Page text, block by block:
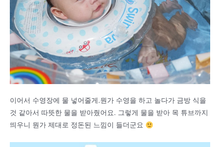
이어서 수영장에 물 넣어줄게.뭔가 수영을 하고 놀다가 금방 식을
것 같아서 따뜻한 물을 받아줬어요. 그렇게 물을 받아 목 튜브까지
띄우니 뭔가 제대로 정돈된 느낌이 들더군요